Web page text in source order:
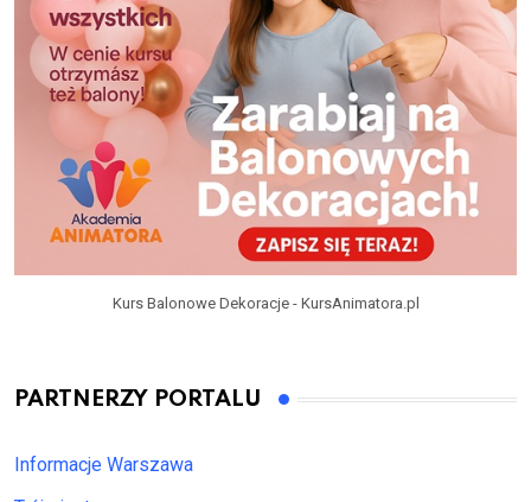
Kurs Balonowe Dekoracje - KursAnimatora.pl
PARTNERZY PORTALU
Informacje Warszawa